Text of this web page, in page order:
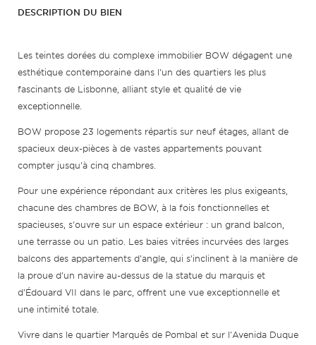
DESCRIPTION DU BIEN
Les teintes dorées du complexe immobilier BOW dégagent une
esthétique contemporaine dans l'un des quartiers les plus
fascinants de Lisbonne, alliant style et qualité de vie
exceptionnelle.
BOW propose 23 logements répartis sur neuf étages, allant de
spacieux deux-pièces à de vastes appartements pouvant
compter jusqu'à cinq chambres.
Pour une expérience répondant aux critères les plus exigeants,
chacune des chambres de BOW, à la fois fonctionnelles et
spacieuses, s'ouvre sur un espace extérieur : un grand balcon,
une terrasse ou un patio. Les baies vitrées incurvées des larges
balcons des appartements d'angle, qui s'inclinent à la manière de
la proue d'un navire au-dessus de la statue du marquis et
d'Édouard VII dans le parc, offrent une vue exceptionnelle et
une intimité totale.
Vivre dans le quartier Marquês de Pombal et sur l'Avenida Duque